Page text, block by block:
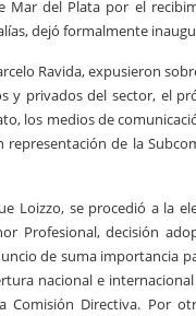
Mar del Plata por el
dejó formalmente
Ravida, expusieron
y privados del sector, el
los medios de
de la
Loizzo, se procedió a la
Profesional, decisión
de suma importancia
nacional e
Directiva. Por